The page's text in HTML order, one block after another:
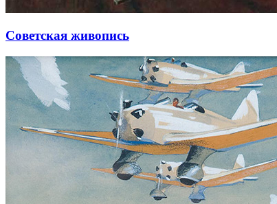
Советская живопись